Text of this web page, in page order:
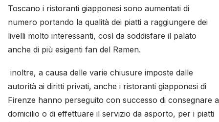
Toscano i ristoranti giapponesi sono aumentati di
numero portando la qualità dei piatti a raggiungere dei
livelli molto interessanti, così da soddisfare il palato
anche di più esigenti fan del Ramen.
inoltre, a causa delle varie chiusure imposte dalle
autorità ai diritti privati, anche i ristoranti giapponesi di
Firenze hanno perseguito con successo di consegnare a
domicilio o di effettuare il servizio da asporto, per i piatti